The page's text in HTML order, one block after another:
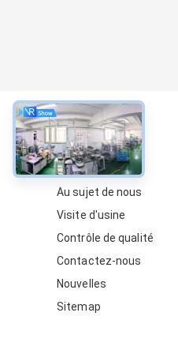
À propos
Au sujet de nous
Visite d'usine
Contrôle de qualité
Contactez-nous
Nouvelles
Sitemap